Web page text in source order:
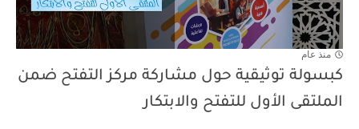
منذ عام
كبسولة توثيقية حول مشاركة مركز التفتح ضمن
الملتقى الأول للتفتح والابتكار